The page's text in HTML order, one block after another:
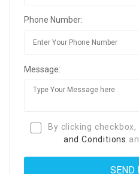
Phone Number:
Message:
By clicking
and Conditions